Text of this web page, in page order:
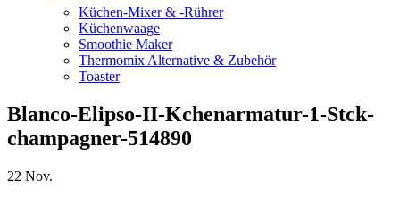
Küchen-Mixer & -Rührer
Küchenwaage
Smoothie Maker
Thermomix Alternative & Zubehör
Toaster
Blanco-Elipso-II-Kchenarmatur-1-Stck-
champagner-514890
22 Nov.